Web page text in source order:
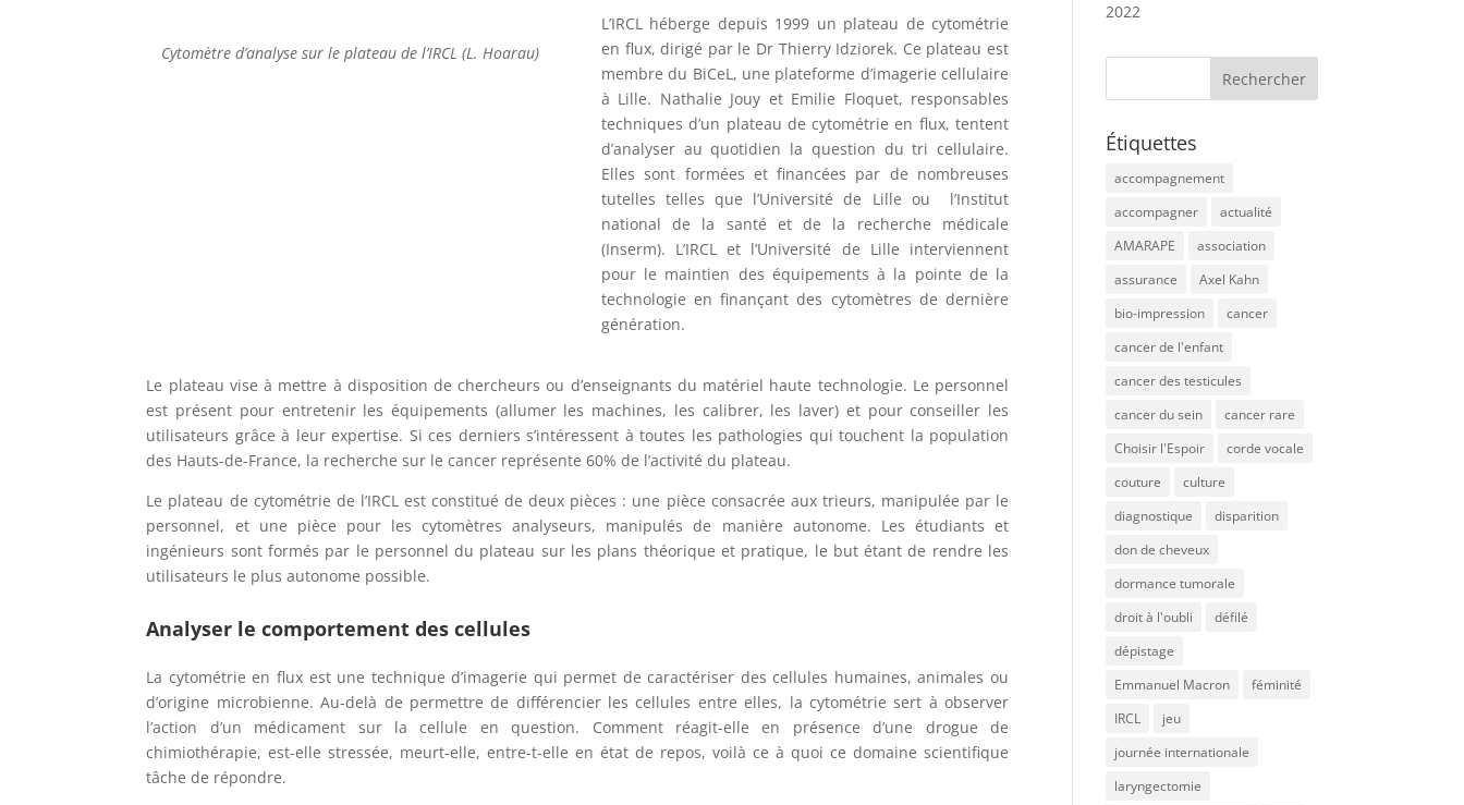
Cytomètre d’analyse sur le plateau de l’IRCL (L. Hoarau)
L’IRCL héberge depuis 1999 un plateau de cytométrie
en flux, dirigé par le Dr Thierry Idziorek. Ce plateau est
membre du BiCeL, une plateforme d’imagerie cellulaire
à Lille. Nathalie Jouy et Emilie Floquet, responsables
techniques d’un plateau de cytométrie en flux, tentent
d’analyser au quotidien la question du tri cellulaire.
Elles sont formées et financées par de nombreuses
tutelles telles que l’Université de Lille ou l’Institut
national de la santé et de la recherche médicale
(Inserm). L’IRCL et l’Université de Lille interviennent
pour le maintien des équipements à la pointe de la
technologie en finançant des cytomètres de dernière
génération.
Le plateau vise à mettre à disposition de chercheurs ou d’enseignants du matériel haute technologie. Le personnel
est présent pour entretenir les équipements (allumer les machines, les calibrer, les laver) et pour conseiller les
utilisateurs grâce à leur expertise. Si ces derniers s’intéressent à toutes les pathologies qui touchent la population
des Hauts-de-France, la recherche sur le cancer représente 60% de l’activité du plateau.
Le plateau de cytométrie de l’IRCL est constitué de deux pièces : une pièce consacrée aux trieurs, manipulée par le
personnel, et une pièce pour les cytomètres analyseurs, manipulés de manière autonome. Les étudiants et
ingénieurs sont formés par le personnel du plateau sur les plans théorique et pratique, le but étant de rendre les
utilisateurs le plus autonome possible.
Analyser le comportement des cellules
La cytométrie en flux est une technique d’imagerie qui permet de caractériser des cellules humaines, animales ou
d’origine microbienne. Au-delà de permettre de différencier les cellules entre elles, la cytométrie sert à observer
l’action d’un médicament sur la cellule en question. Comment réagit-elle en présence d’une drogue de
chimiothérapie, est-elle stressée, meurt-elle, entre-t-elle en état de repos, voilà ce à quoi ce domaine scientifique
tâche de répondre.
2022
Étiquettes
accompagnement
accompagner
actualité
AMARAPE
association
assurance
Axel Kahn
bio-impression
cancer
cancer de l'enfant
cancer des testicules
cancer du sein
cancer rare
Choisir l'Espoir
corde vocale
couture
culture
diagnostique
disparition
don de cheveux
dormance tumorale
droit à l'oubli
défilé
dépistage
Emmanuel Macron
féminité
IRCL
jeu
journée internationale
laryngectomie